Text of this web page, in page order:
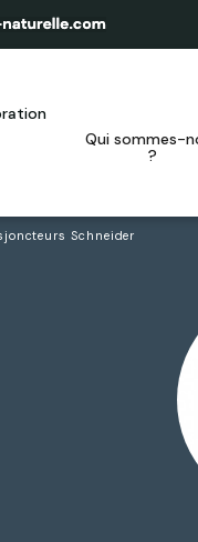
qui sommes-nous
?
Schneider